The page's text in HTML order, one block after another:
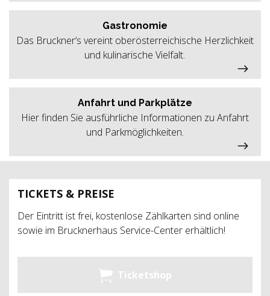
TICKETS & PREISE
Der Eintritt ist frei, kostenlose Zählkarten sind online
sowie im Brucknerhaus Service-Center erhältlich!
Ticketshop
Gastronomie
Das Bruckner’s vereint oberösterreichische Herzlichkeit
und kulinarische Vielfalt.
Anfahrt und Parkplätze
Hier finden Sie ausführliche Informationen zu Anfahrt
und Parkmöglichkeiten.